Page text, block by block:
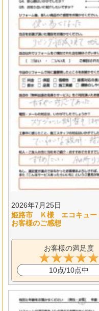
2026年7月25日
姫路市 Ｋ様 エコキュー
お客様のご感想
お客様の満足度
10点/10点中